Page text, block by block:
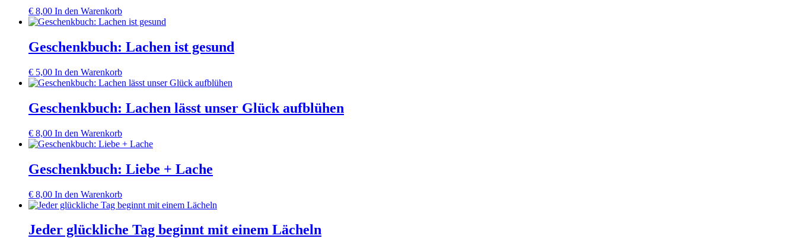
€ 8,00 In den Warenkorb
Geschenkbuch: Lachen ist gesund
€ 5,00 In den Warenkorb
Geschenkbuch: Lachen lässt unser Glück aufblühen
€ 8,00 In den Warenkorb
Geschenkbuch: Liebe + Lache
€ 8,00 In den Warenkorb
Jeder glückliche Tag beginnt mit einem Lächeln